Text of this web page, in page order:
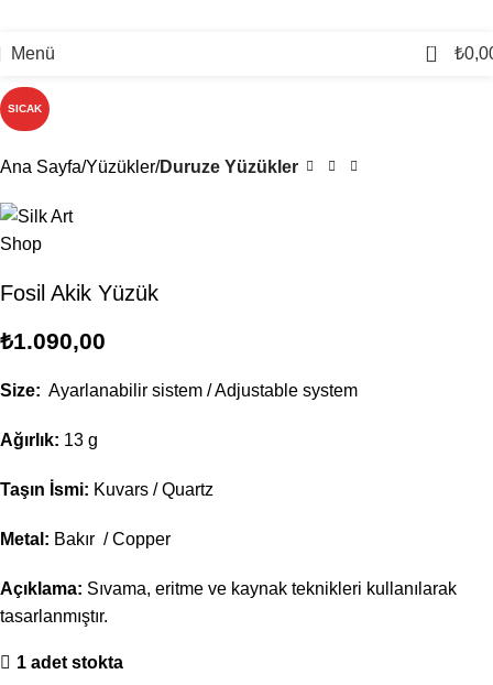
Menü 0 ₺
SICAK
Ana Sayfa Yüzükler Duruze Yüzükler
Fosil Akik Yüzük
₺1.090,00
Size: Ayarlanabilir sistem / Adjustable system
Ağırlık: 13 g
Taşın İsmi: Kuvars / Quartz
Metal: Bakır / Copper
Açıklama: Sıvama, eritme ve kaynak teknikleri kullanılarak
tasarlanmıştır.
1 adet stokta